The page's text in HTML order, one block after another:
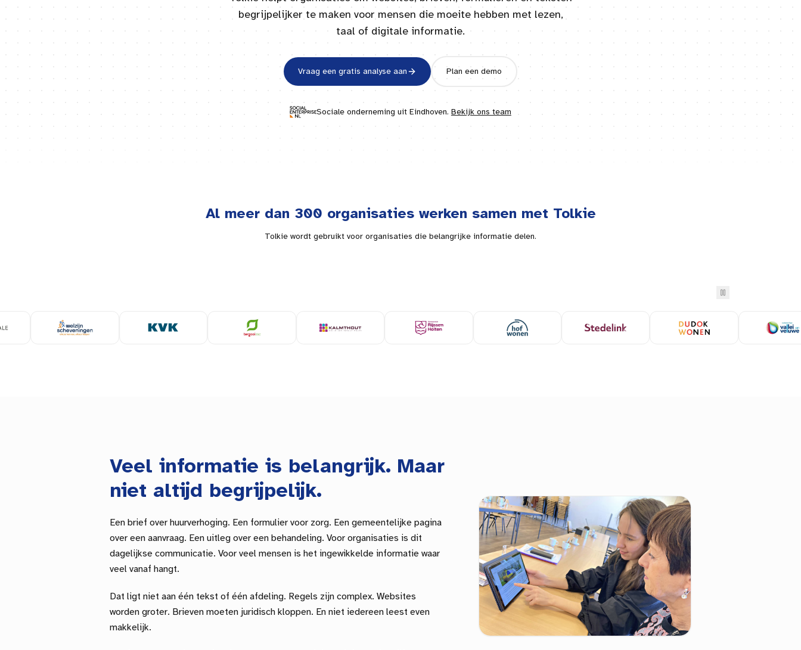
begrijpelijker te maken voor mensen die moeite hebben met lezen,
taal of digitale informatie.
Vraag een gratis analyse aan Plan een demo
Sociale onderneming uit Eindhoven. Bekijk ons team
Al meer dan 300 organisaties werken samen met Tolkie
Tolkie wordt gebruikt voor organisaties die belangrijke informatie delen.
Veel informatie is belangrijk. Maar
niet altijd begrijpelijk.
Een brief over huurverhoging. Een formulier voor zorg. Een gemeentelijke pagina
over een aanvraag. Een uitleg over een behandeling. Voor organisaties is dit
dagelijkse communicatie. Voor veel mensen is het ingewikkelde informatie waar
veel vanaf hangt.
Dat ligt niet aan één tekst of één afdeling. Regels zijn complex. Websites
worden groter. Brieven moeten juridisch kloppen. En niet iedereen leest even
makkelijk.